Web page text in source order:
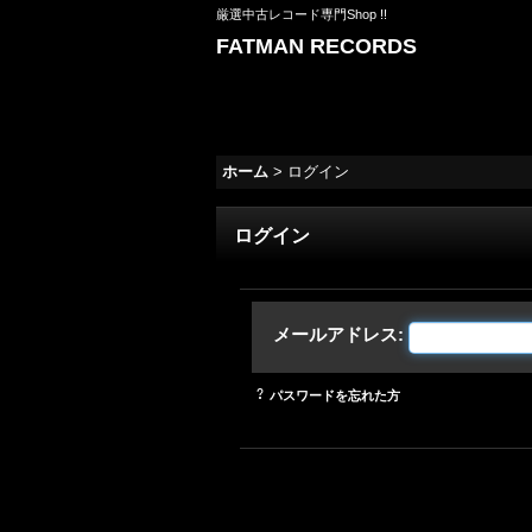
厳選中古レコード専門Shop !!
FATMAN RECORDS
ホーム > ログイン
ログイン
メールアドレス:
パスワードを忘れた方